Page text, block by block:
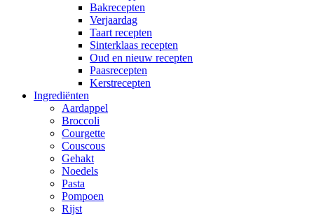
Bakrecepten
Verjaardag
Taart recepten
Sinterklaas recepten
Oud en nieuw recepten
Paasrecepten
Kerstrecepten
Ingrediënten
Aardappel
Broccoli
Courgette
Couscous
Gehakt
Noedels
Pasta
Pompoen
Rijst